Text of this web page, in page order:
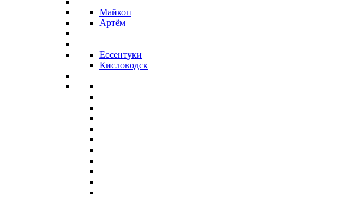
Майкоп
Артём
Ессентуки
Кисловодск